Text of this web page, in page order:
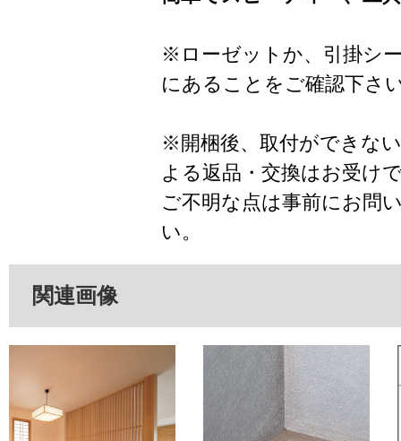
※ローゼットか、引掛シ
にあることをご確認下さ
※開梱後、取付ができな
よる返品・交換はお受け
ご不明な点は事前にお問
い。
関連画像